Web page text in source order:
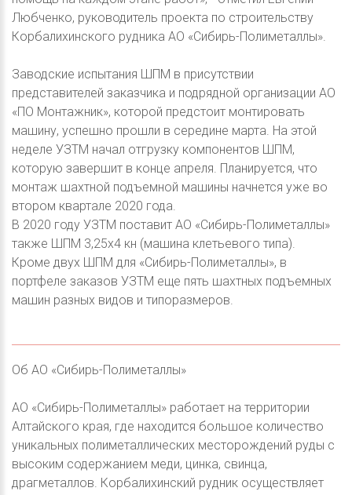
Любченко, руководитель проекта по строительству
Корбалихинского рудника АО «Сибирь-Полиметаллы».
Заводские испытания ШПМ в присутствии
представителей заказчика и подрядной организации АО
«ПО Монтажник», которой предстоит монтировать
машину, успешно прошли в середине марта. На этой
неделе УЗТМ начал отгрузку компонентов ШПМ,
которую завершит в конце апреля. Планируется, что
монтаж шахтной подъемной машины начнется уже во
втором квартале 2020 года.
В 2020 году УЗТМ поставит АО «Сибирь-Полиметаллы»
также ШПМ 3,25х4 кн (машина клетьевого типа).
Кроме двух ШПМ для «Сибирь-Полиметаллы», в
портфеле заказов УЗТМ еще пять шахтных подъемных
машин разных видов и типоразмеров.
Об АО «Сибирь-Полиметаллы»
АО «Сибирь-Полиметаллы» работает на территории
Алтайского края, где находится большое количество
уникальных полиметаллических месторождений руды с
высоким содержанием меди, цинка, свинца,
драгметаллов. Корбалихинский рудник осуществляет